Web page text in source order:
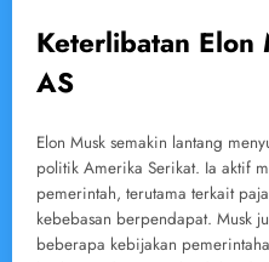
Keterlibatan Elon
AS
Elon Musk semakin lantang
politik Amerika Serikat. Ia aktif
pemerintah, terutama terkait
kebebasan berpendapat. Musk
beberapa kebijakan